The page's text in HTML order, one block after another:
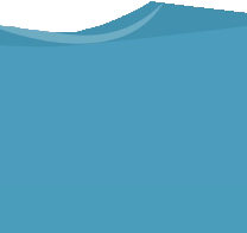
Zum Inhalt springen